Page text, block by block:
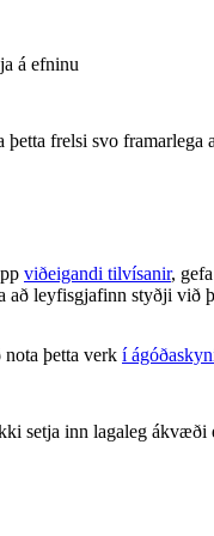
á efninu
frelsi svo
viðeigandi tilvísanir,
að leyfisgjafinn styðji við
þetta verk í
setja inn lagaleg ákvæði